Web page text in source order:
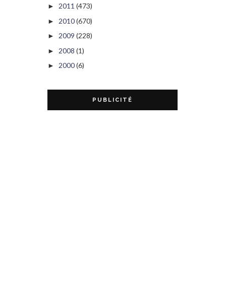
► 2011 (473)
► 2010(670)
► 2009 (228)
► 2008 (1)
► 2000(6)
PUBLICITÉ